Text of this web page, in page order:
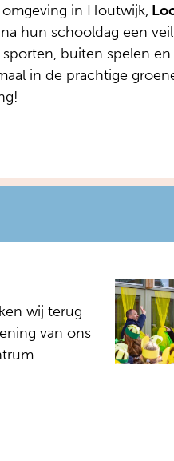
in Houtwijk,
hun schooldag een
buiten spelen en
in de prachtige
wij terug
van ons